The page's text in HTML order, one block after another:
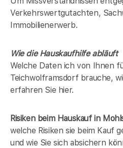
Verkehrswertgutachten,
Immobilienerwerb.
Wie die Hauskaufhilfe abläuft
Welche Daten ich von Ihnen
Teichwolframsdorf brauche,
erfahren Sie hier.
Risiken beim Hauskaufin
welche Risiken sie beim Kauf
und wie Sie sich absichern